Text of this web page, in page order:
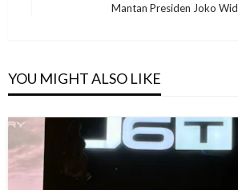
Mantan Presiden Joko
YOU MIGHT ALSO LIKE